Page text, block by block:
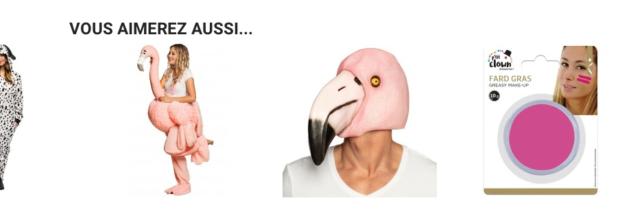
VOUS AIMEREZ AUSSI...